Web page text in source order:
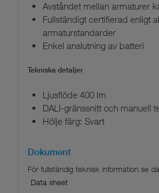
Avståndet mellan armaturer
Fullständigt certifierad enligt
armaturstandarder
Enkel anslutning av batteri
Tekniska detaljer
Ljusflöde 400 lm
DALI-gränssnitt och manuell
Hölje färg: Svart
Dokument
Data sheet